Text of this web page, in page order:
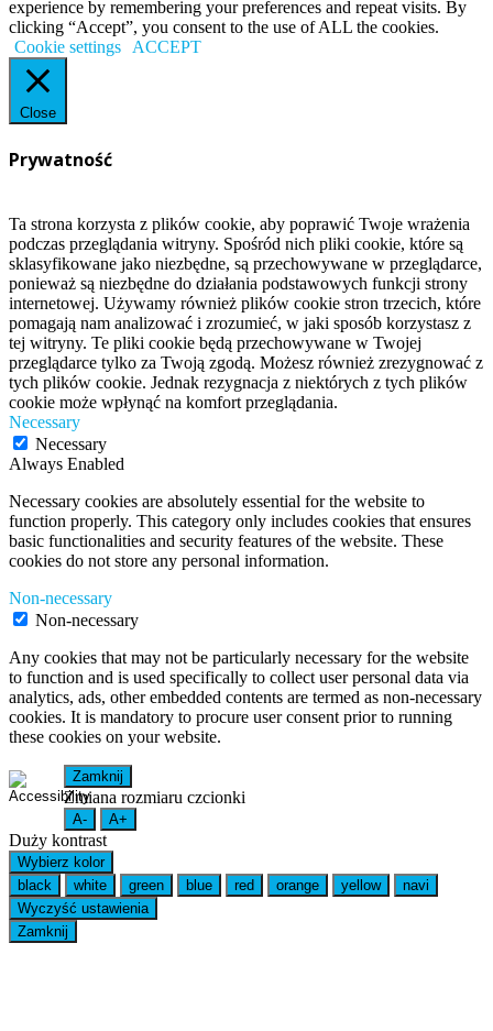
experience by remembering your preferences and repeat visits. By
clicking “Accept”, you consent to the use of ALL the cookies.
Cookie settings
ACCEPT
Close
Prywatność
Ta strona korzysta z plików cookie, aby poprawić Twoje wrażenia
podczas przeglądania witryny. Spośród nich pliki cookie, które są
sklasyfikowane jako niezbędne, są przechowywane w przeglądarce,
ponieważ są niezbędne do działania podstawowych funkcji strony
internetowej. Używamy również plików cookie stron trzecich, które
pomagają nam analizować i zrozumieć, w jaki sposób korzystasz z
tej witryny. Te pliki cookie będą przechowywane w Twojej
przeglądarce tylko za Twoją zgodą. Możesz również zrezygnować z
tych plików cookie. Jednak rezygnacja z niektórych z tych plików
cookie może wpłynąć na komfort przeglądania.
Necessary
Necessary
Always Enabled
Necessary cookies are absolutely essential for the website to
function properly. This category only includes cookies that ensures
basic functionalities and security features of the website. These
cookies do not store any personal information.
Non-necessary
Non-necessary
Any cookies that may not be particularly necessary for the website
to function and is used specifically to collect user personal data via
analytics, ads, other embedded contents are termed as non-necessary
cookies. It is mandatory to procure user consent prior to running
these cookies on your website.
Zamknij
Zmiana rozmiaru czcionki
A- A+
Duży kontrast
Wybierz kolor
black
white green blue red orange yellow
navi
Wyczyść ustawienia
Zamknij